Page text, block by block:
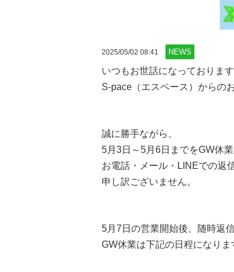
2025/05/02 08:41 NEWS
いつもお世話になっております
S-pace（エスペース）からの
誠に勝手ながら、
5月3日～5月6日までをGW休業
お電話・メール・LINEでの返
申し訳ございません。
5月7日の営業開始後、随時返
GW休業は下記の日程になりま